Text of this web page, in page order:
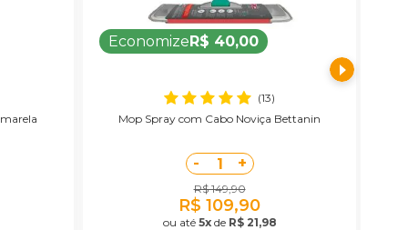
EconomizeR$ 40,00
(13)
Mop Spray com Cabo Noviça Bettanin
- 1 +
R$ 149,90
R$ 109,90
ou até 5xde R$ 21,98